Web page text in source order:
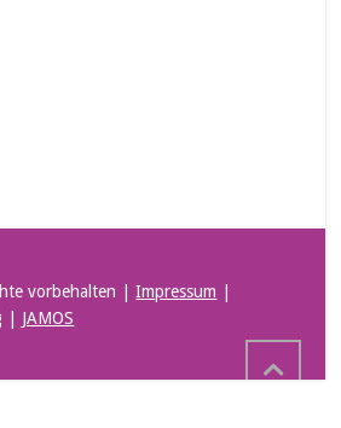
vorbehalten |Impressum
JAMOS